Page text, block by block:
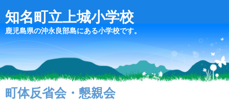
知名町立上城小学校
鹿児島県の沖永良部島にある小学校です。
町体反省会・懇親会